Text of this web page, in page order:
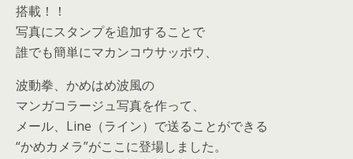
搭載！！
写真にスタンプを追加することで
誰でも簡単にマカンコウサッポウ、
波動拳、かめはめ波風の
マンガコラージュ写真を作って、
メール、Line（ライン）で送ることができる
“かめカメラ”がここに登場しました。